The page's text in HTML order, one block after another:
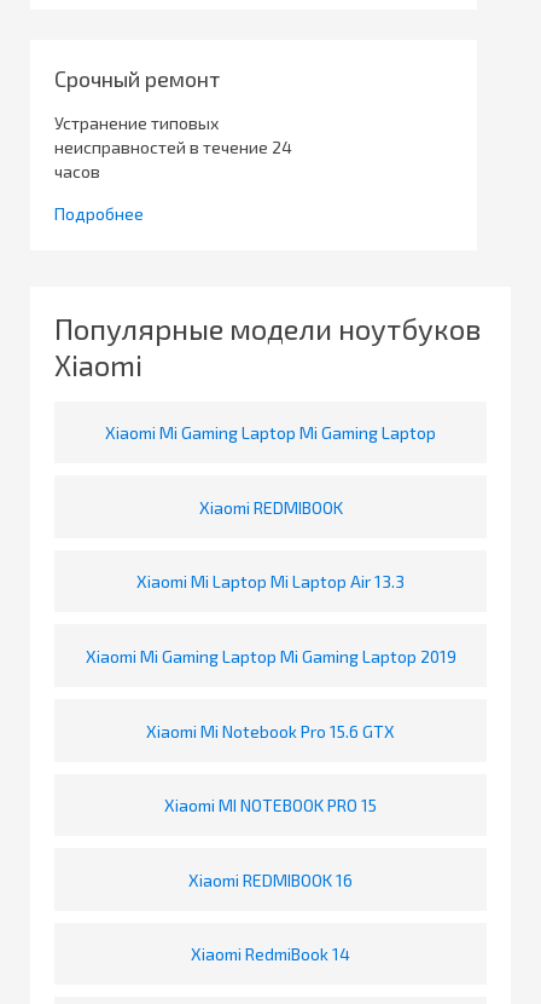
Срочный ремонт
Устранение типовых
неисправностей в течение 24
часов
Подробнее
Популярные модели ноутбуков
Xiaomi
Xiaomi Mi Gaming Laptop Mi Gaming Laptop
Xiaomi REDMIBOOK
Xiaomi Mi Laptop Mi Laptop Air 13.3
Xiaomi Mi Gaming Laptop Mi Gaming Laptop 2019
Xiaomi Mi Notebook Pro 15.6 GTX
Xiaomi MI NOTEBOOK PRO 15
Xiaomi REDMIBOOK 16
Xiaomi RedmiBook 14